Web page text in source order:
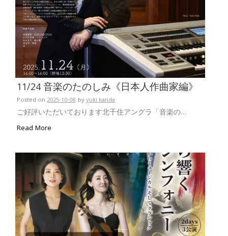
11/24 音楽のたのしみ《日本人作曲家編》
Posted on 2025-10-08 byyuki kanda
ご好評いただいております北千住アングラ「音楽の…
Read More